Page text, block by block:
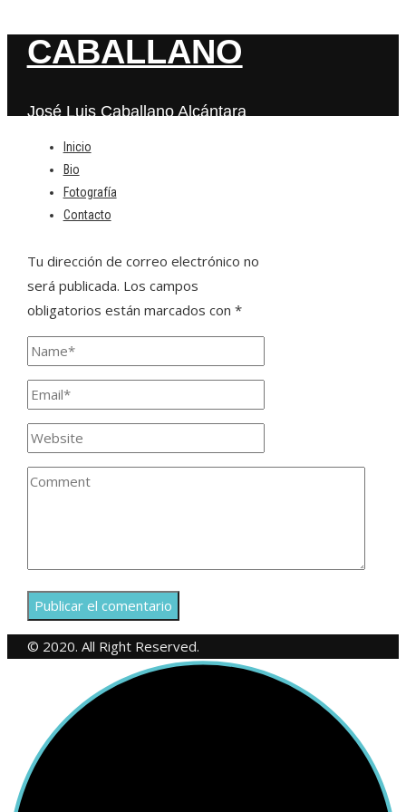
CABALLANO
José Luis Caballano Alcántara
Inicio
Bio
Fotografía
Contacto
Deja una respuesta
Tu dirección de correo electrónico no
será publicada. Los campos
obligatorios están marcados con *
© 2020. All Right Reserved.